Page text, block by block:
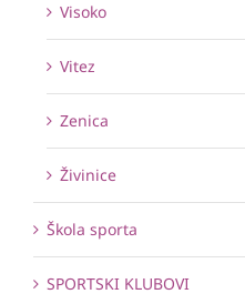
Visoko
Vitez
Zenica
Živinice
Škola sporta
SPORTSKI KLUBOVI